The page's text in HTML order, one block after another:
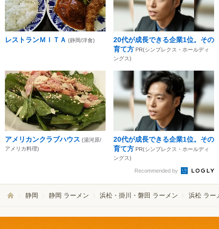
レストランＭＩＴＡ (静岡/洋食)
20代が成長できる企業1位。その
育て方 PR(シンプレクス・ホールディ
ングス)
アメリカンクラブハウス (湯河原/
アメリカ料理)
20代が成長できる企業1位。その
育て方 PR(シンプレクス・ホールディ
ングス)
Recommended by
静岡 静岡 ラーメン 浜松・掛川・磐田 ラーメン 浜松 ラー